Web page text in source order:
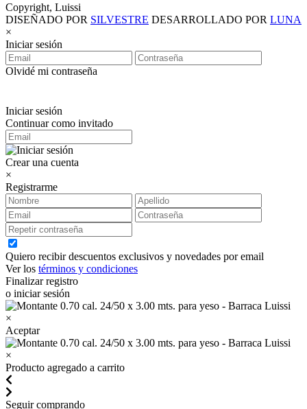
Copyright, Luissi
DISEÑADO POR SILVESTRE DESARROLLADO POR LUNA
×
Iniciar sesión
Olvidé mi contraseña
Iniciar sesión
Continuar como invitado
Crear una cuenta
×
Registrarme
Quiero recibir descuentos exclusivos y novedades por email
Ver los términos y condiciones
Finalizar registro
o iniciar sesión
×
Aceptar
×
Producto agregado a carrito
Seguir comprando